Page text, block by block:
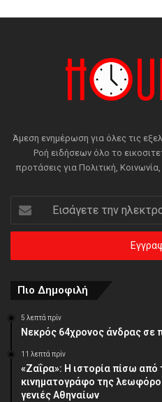
Άμεση ενημέρωση για όλες τις
Ροή ειδήσεων όλο το
προτάσεις για Πολιτική,
Εισάγετε
την
ηλεκτρονική
διεύθυνση
Πιο Δημοφιλή
5 λεπτά πρίν
Νεκρός 64χρονος άνδρας σε
11 λεπτά πρίν
«Ζαΐρα»: Η ιστορία πίσω από
κινηματογράφο της
γενιές Αθηναίων